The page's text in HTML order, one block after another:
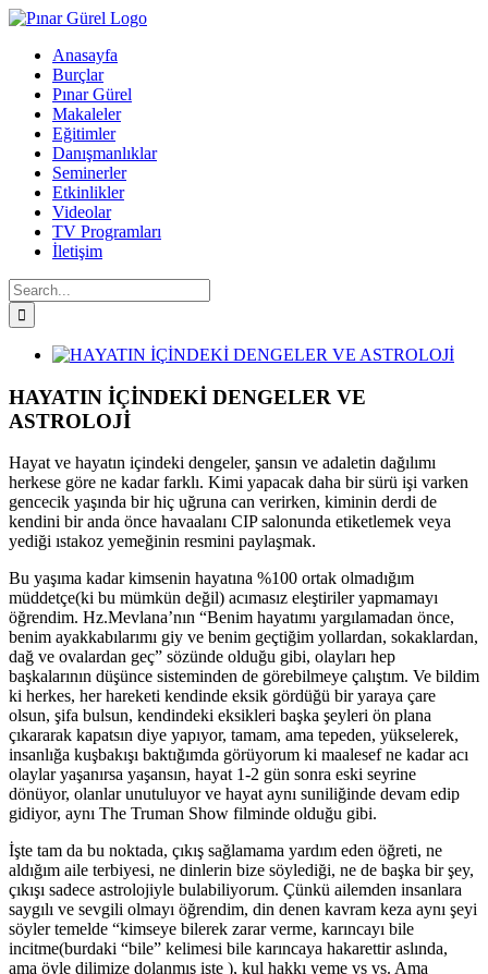
Skip
contentAnasayfa
Burçlar
Pınar Gürel
Makaleler
Eğitimler
Danışmanlıklar
Seminerler
Etkinlikler
Videolar
TV Programları
İletişim
Search
for:
View
Image
HAYATIN İÇİNDEKİ DENGELER VE
ASTROLOJİ
Hayat ve hayatın içindeki dengeler, şansın ve adaletin dağılımı
herkese göre ne kadar farklı. Kimi yapacak daha bir sürü işi varken
gencecik yaşında bir hiç uğruna can verirken, kiminin derdi de
kendini bir anda önce havaalanı CIP salonunda etiketlemek veya
yediği ıstakoz yemeğinin resmini paylaşmak.
Bu yaşıma kadar kimsenin hayatına %100 ortak olmadığım
müddetçe(ki bu mümkün değil) acımasız eleştiriler yapmamayı
öğrendim. Hz.Mevlana’nın “Benim hayatımı yargılamadan önce,
benim ayakkabılarımı giy ve benim geçtiğim yollardan, sokaklardan,
dağ ve ovalardan geç” sözünde olduğu gibi, olayları hep
başkalarının düşünce sisteminden de görebilmeye çalıştım. Ve bildim
ki herkes, her hareketi kendinde eksik gördüğü bir yaraya çare
olsun, şifa bulsun, kendindeki eksikleri başka şeyleri ön plana
çıkararak kapatsın diye yapıyor, tamam, ama tepeden, yükselerek,
insanlığa kuşbakışı baktığımda görüyorum ki maalesef ne kadar acı
olaylar yaşanırsa yaşansın, hayat 1-2 gün sonra eski seyrine
dönüyor, olanlar unutuluyor ve hayat aynı suniliğinde devam edip
gidiyor, aynı The Truman Show filminde olduğu gibi.
İşte tam da bu noktada, çıkış sağlamama yardım eden öğreti, ne
aldığım aile terbiyesi, ne dinlerin bize söylediği, ne de başka bir şey,
çıkışı sadece astrolojiyle bulabiliyorum. Çünkü ailemden insanlara
saygılı ve sevgili olmayı öğrendim, din denen kavram keza aynı şeyi
söyler temelde “kimseye bilerek zarar verme, karıncayı bile
incitme(burdaki “bile” kelimesi bile karıncaya hakarettir aslında,
ama öyle dilimize dolanmış işte ), kul hakkı yeme vs vs. Ama